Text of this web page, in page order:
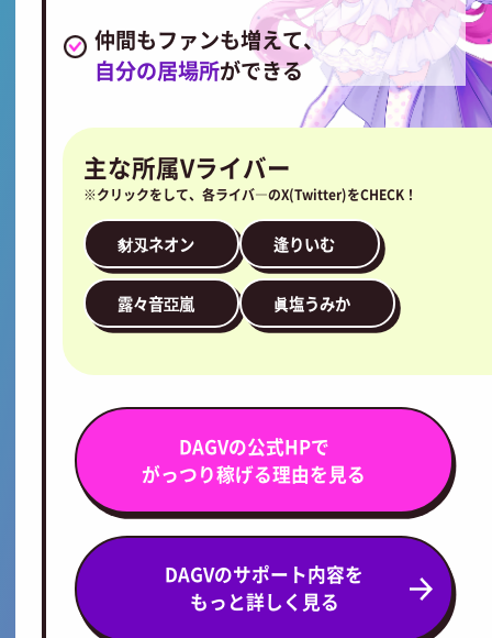
仲間もファンも増えて、
自分の居場所ができる
主な所属Vライバー
※クリックをして、各ライバ―のX(Twitter)をCHECK！
豺刄ネオン 逢りいむ
露々音亞嵐 眞塩うみか
DAGVの公式HPで
がっつり稼げる理由を見る
DAGVのサポート内容を
もっと詳しく見る